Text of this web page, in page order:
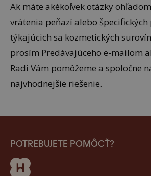
Ak máte akékoľvek otázky
vrátenia peňazí alebo
týkajúcich sa kozmetických
prosím Predávajúceho e-mailom
Radi Vám pomôžeme a spoločne
najvhodnejšie riešenie.
POTREBUJETE POMÔCŤ?